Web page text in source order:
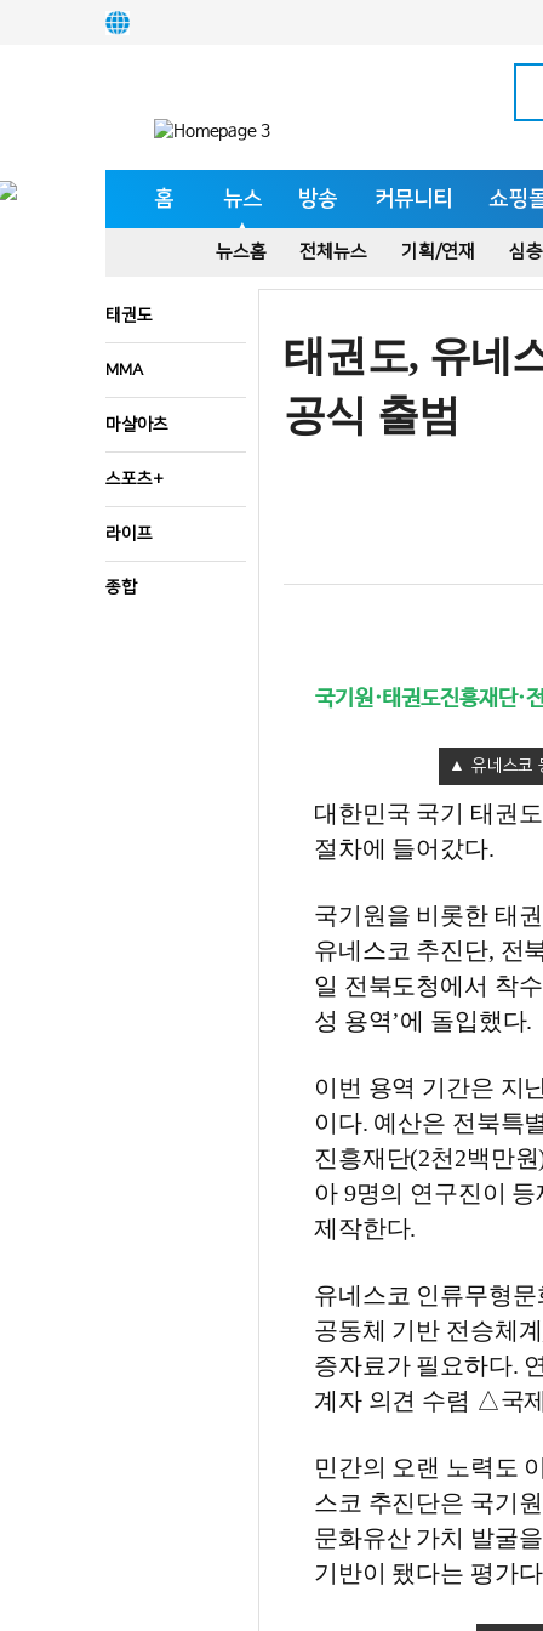
홈 뉴스 방송 커뮤니티 쇼핑
뉴스홈 전체뉴스 기획/연재 심
태권도
MMA
마샬아츠
스포츠+
라이프
종합
태권도, 유네
공식 출범
국기원·태권도진흥재단·
유네스코
대한민국 국기 태권
절차에 들어갔다.
국기원을 비롯한 태
유네스코 추진단, 전
일 전북도청에서 착
성 용역’에 돌입했다.
이번 용역 기간은 지
이다. 예산은 전북특
진흥재단(2천2백만
아 9명의 연구진이
제작한다.
유네스코 인류무형
공동체 기반 전승체
증자료가 필요하다.
계자 의견 수렴 △국
민간의 오랜 노력도
스코 추진단은 국기
문화유산 가치 발굴
기반이 됐다는 평가